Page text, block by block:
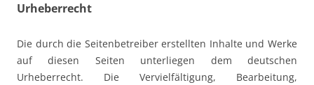
Urheberrecht
Die durch die Seitenbetreiber erstellten Inhalte und Werke
auf diesen Seiten unterliegen dem deutschen
Urheberrecht. Die Vervielfältigung, Bearbeitung,